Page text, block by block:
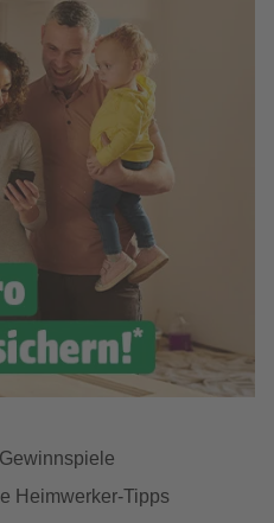
Heimwerker-Tipps